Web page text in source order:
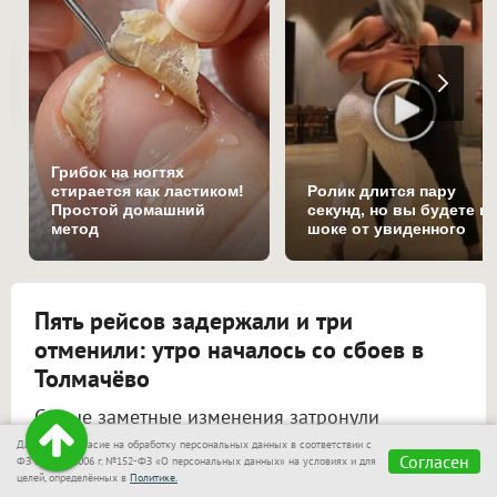
Грибок на ногтях
стирается как ластиком!
Простой домашний
метод
Ролик длится пару
секунд, но вы будете в
шоке от увиденного
Пять рейсов задержали и три
отменили: утро началось со сбоев в
Толмачёво
Самые заметные изменения затронули
направление Сочи.
#Аэропорт Толмачёво
Даю своё согласие на обработку персональных данных в соответствии с
ФЗ от 27.07.2006 г. №152-ФЗ «О персональных данных» на условиях и для
целей, определённых в Политике.
Согласен